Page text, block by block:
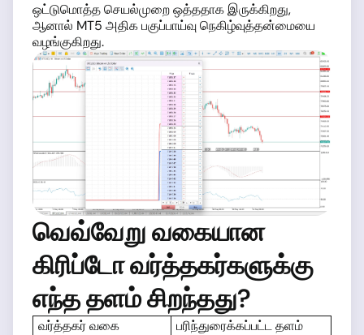
ஒட்டுமொத்த செயல்முறை ஒத்ததாக இருக்கிறது,
ஆனால் MT5 அதிக பகுப்பாய்வு நெகிழ்வுத்தன்மையை
வழங்குகிறது.
வெவ்வேறு வகையான
கிரிப்டோ வர்த்தகர்களுக்கு
எந்த தளம் சிறந்தது?
வர்த்தகர் வகை
பரிந்துரைக்கப்பட்ட தளம்